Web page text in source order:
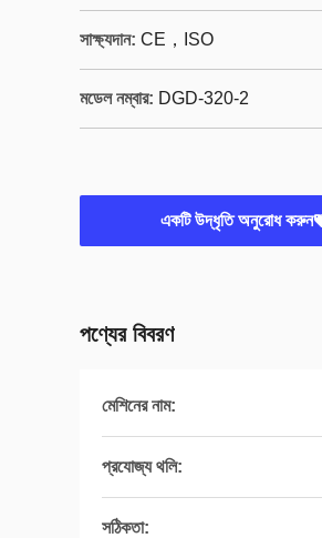
সাক্ষ্যদান: CE，ISO
মডেল নম্বার: DGD-320-2
একটি উদ্ধৃতি অনুরোধ করুন
পণ্যের বিবরণ
মেশিনের নাম:
প্রযোজ্য থলি:
সঠিকতা: